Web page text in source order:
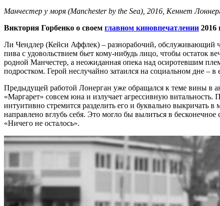
Манчестер у моря (Manchester by the Sea), 2016, Кеннет
Виктория Горбенко о своем главном киновпечатлении 2016
Ли Чендлер (Кейси Аффлек) – разнорабочий, обслуживающий
пива с удовольствием бьет кому-нибудь лицо, чтобы остаток
родной Манчестер, а неожиданная опека над осиротевшим
подростком. Герой неслучайно затаился на социальном дне
Предыдущей работой Лонерган уже обращался к теме вины в
«Маргарет» совсем юна и излучает агрессивную
интуитивно стремится разделить его и буквально выкричать
направлено вглубь себя. Это могло бы вылиться в
«Ничего не осталось».